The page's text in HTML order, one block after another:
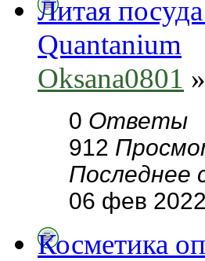
Литая
Quantanium
Oksana0801
0 Ответы
912
Последнее
06 фев
Косметика